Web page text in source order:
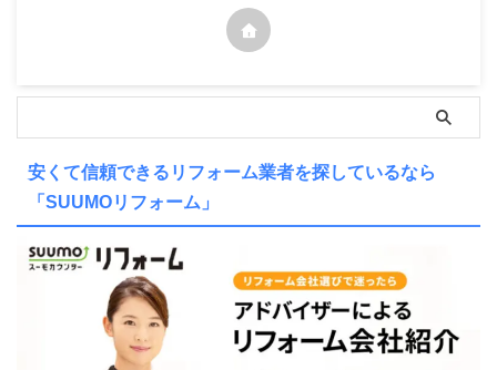
安くて信頼できるリフォーム業者を探しているなら
「SUUMOリフォーム」